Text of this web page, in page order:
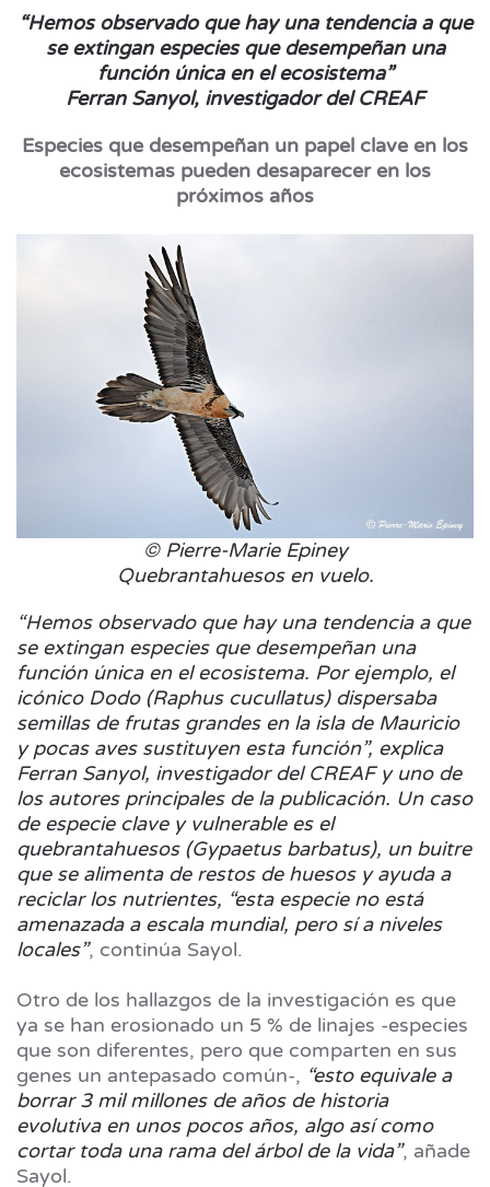
“Hemos observado que hay una tendencia a que
se extingan especies que desempeñan una
función única en el ecosistema”
Ferran Sanyol, investigador del CREAF
Especies que desempeñan un papel clave en los
ecosistemas pueden desaparecer en los
próximos años
© Pierre-Marie Epiney
Quebrantahuesos en vuelo.
“Hemos observado que hay una tendencia a que
se extingan especies que desempeñan una
función única en el ecosistema. Por ejemplo, el
icónico Dodo (Raphus cucullatus) dispersaba
semillas de frutas grandes en la isla de Mauricio
y pocas aves sustituyen esta función”, explica
Ferran Sanyol, investigador del CREAF y uno de
los autores principales de la publicación. Un caso
de especie clave y vulnerable es el
quebrantahuesos (Gypaetus barbatus), un buitre
que se alimenta de restos de huesos y ayuda a
reciclar los nutrientes, “esta especie no está
amenazada a escala mundial, pero sí a niveles
locales”, continúa Sayol.
Otro de los hallazgos de la investigación es que
ya se han erosionado un 5 % de linajes -especies
que son diferentes, pero que comparten en sus
genes un antepasado común-, “esto equivale a
borrar 3 mil millones de años de historia
evolutiva en unos pocos años, algo así como
cortar toda una rama del árbol de la vida”, añade
Sayol.